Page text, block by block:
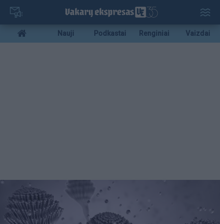
Pereiti
pagrindinį
turinį
Mobile
menu
Nauji Podkastai Renginiai Vaizdai